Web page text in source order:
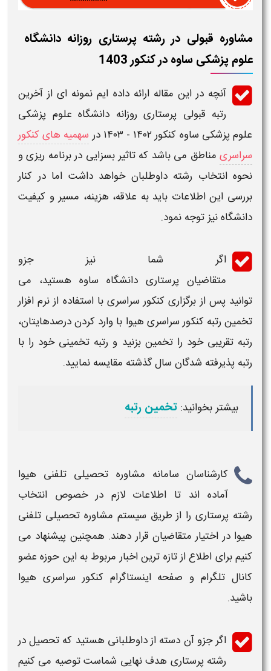
مشاوره قبولی در رشته پرستاری روزانه دانشگاه
علوم پزشکی ساوه در کنکور 1403
آنچه در این مقاله ارائه داده ایم نمونه ای ازآخرین
رتبه قبولی پرستاری روزانه دانشگاه علوم پزشکی
علوم پزشکی ساوه کنکور۱۴۰۲ - ۱۴۰۳ در سهمیه های کنکور
سراسری مناطق می باشد که تاثیر بسزایی در برنامه ریزی و
نحوه انتخاب رشته داوطلبان خواهد داشت اما در کنار
بررسی این اطلاعات باید به علاقه، هزینه، مسیر و کیفیت
دانشگاهنیز توجه نمود.
اگر شما نیز جزو
متقاضیان پرستاری دانشگاه ساوه هستید، می
توانید پس از برگزاری کنکور سراسری با استفاده از نرم افزار
تخمین رتبه کنکور سراسری هیوا با وارد کردن درصدهایتان،
رتبهتقریبی خود را تخمین بزنید و رتبه تخمینی خود را با
رتبه پذیرفته شدگان سال گذشته مقایسه نمایید.
بیشتر بخوانید: تخمین رتبه
کارشناسان سامانه مشاوره تحصیلی تلفنی هیوا
آماده اند تا اطلاعات لازم در خصوص انتخاب
رشته پرستاری را از طریق سیستم مشاوره تحصیلی تلفنی
هیوا در اختیار متقاضیان قرار دهند. همچنین پیشنهاد می
کنیم برای اطلاع از تازه ترین اخبار مربوط به این حوزه عضو
کانال تلگرام و صفحه اینستاگرام کنکور سراسری هیوا
باشید.
اگر جزو آن دسته از داوطلبانی هستید که تحصیل در
رشتهپرستاری هدف نهایی شماست توصیه می کنیم